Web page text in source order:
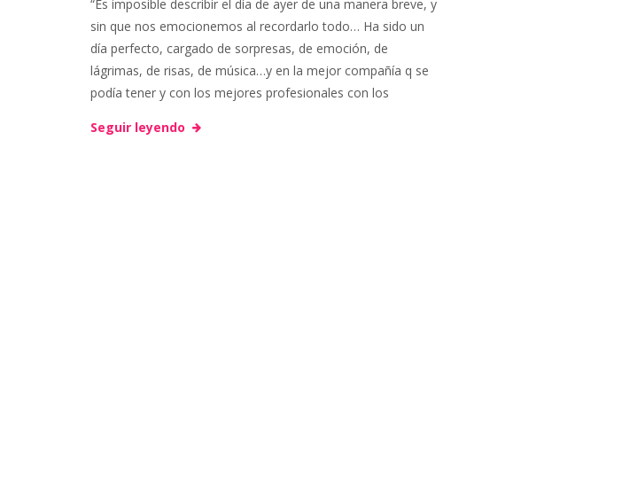
a
e
m
a
“Es imposible describir el día de ayer de una manera breve, y
sin que nos emocionemos al recordarlo todo… Ha sido un
día perfecto, cargado de sorpresas, de emoción, de
lágrimas, de risas, de música…y en la mejor compañía q se
podía tener y con los mejores profesionales con los
Seguir leyendo